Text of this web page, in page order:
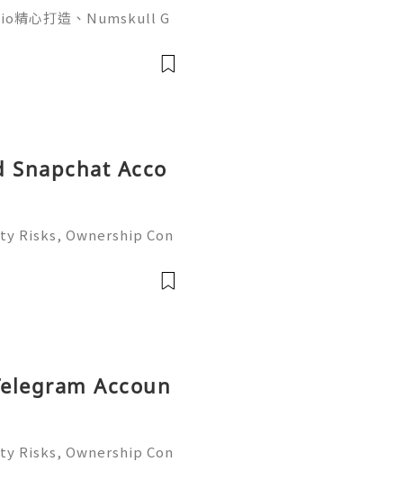
精心打造、Numskull G
核心的仓库解谜作品，将
任务。在《Hazard Pa
Snapchat Acco
Risks, Ownership Con
⚡️📱💬🚀 Telegram: @ge
Accoun
Risks, Ownership Con